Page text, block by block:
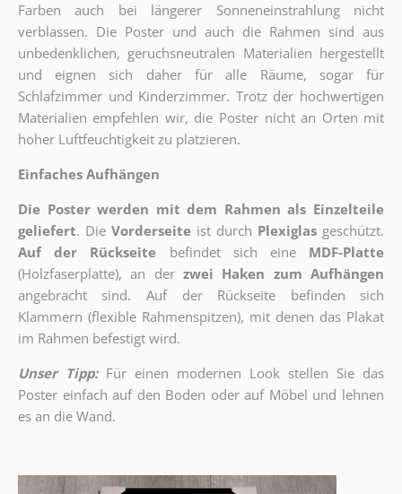
Farben auch bei längerer Sonneneinstrahlung nicht
verblassen. Die Poster und auch die Rahmen sind aus
unbedenklichen, geruchsneutralen Materialien hergestellt
und eignen sich daher für alle Räume, sogar für
Schlafzimmer und Kinderzimmer. Trotz der hochwertigen
Materialien empfehlen wir, die Poster nicht an Orten mit
hoher Luftfeuchtigkeit zu platzieren.
Einfaches Aufhängen
Die Poster werden mit dem Rahmen als Einzelteile
geliefert. Die Vorderseite ist durch Plexiglas geschützt.
Auf der Rückseite
befindet sich eine
MDF-Platte
(Holzfaserplatte), an der zwei Haken zum Aufhängen
angebracht sind.
Auf der Rückseite befinden sich
Klammern (flexible Rahmenspitzen), mit denen das Plakat
im Rahmen befestigt wird.
Unser Tipp: Für einen modernen Look stellen Sie das
Poster einfach auf den Boden oder auf Möbel und lehnen
es an die Wand.